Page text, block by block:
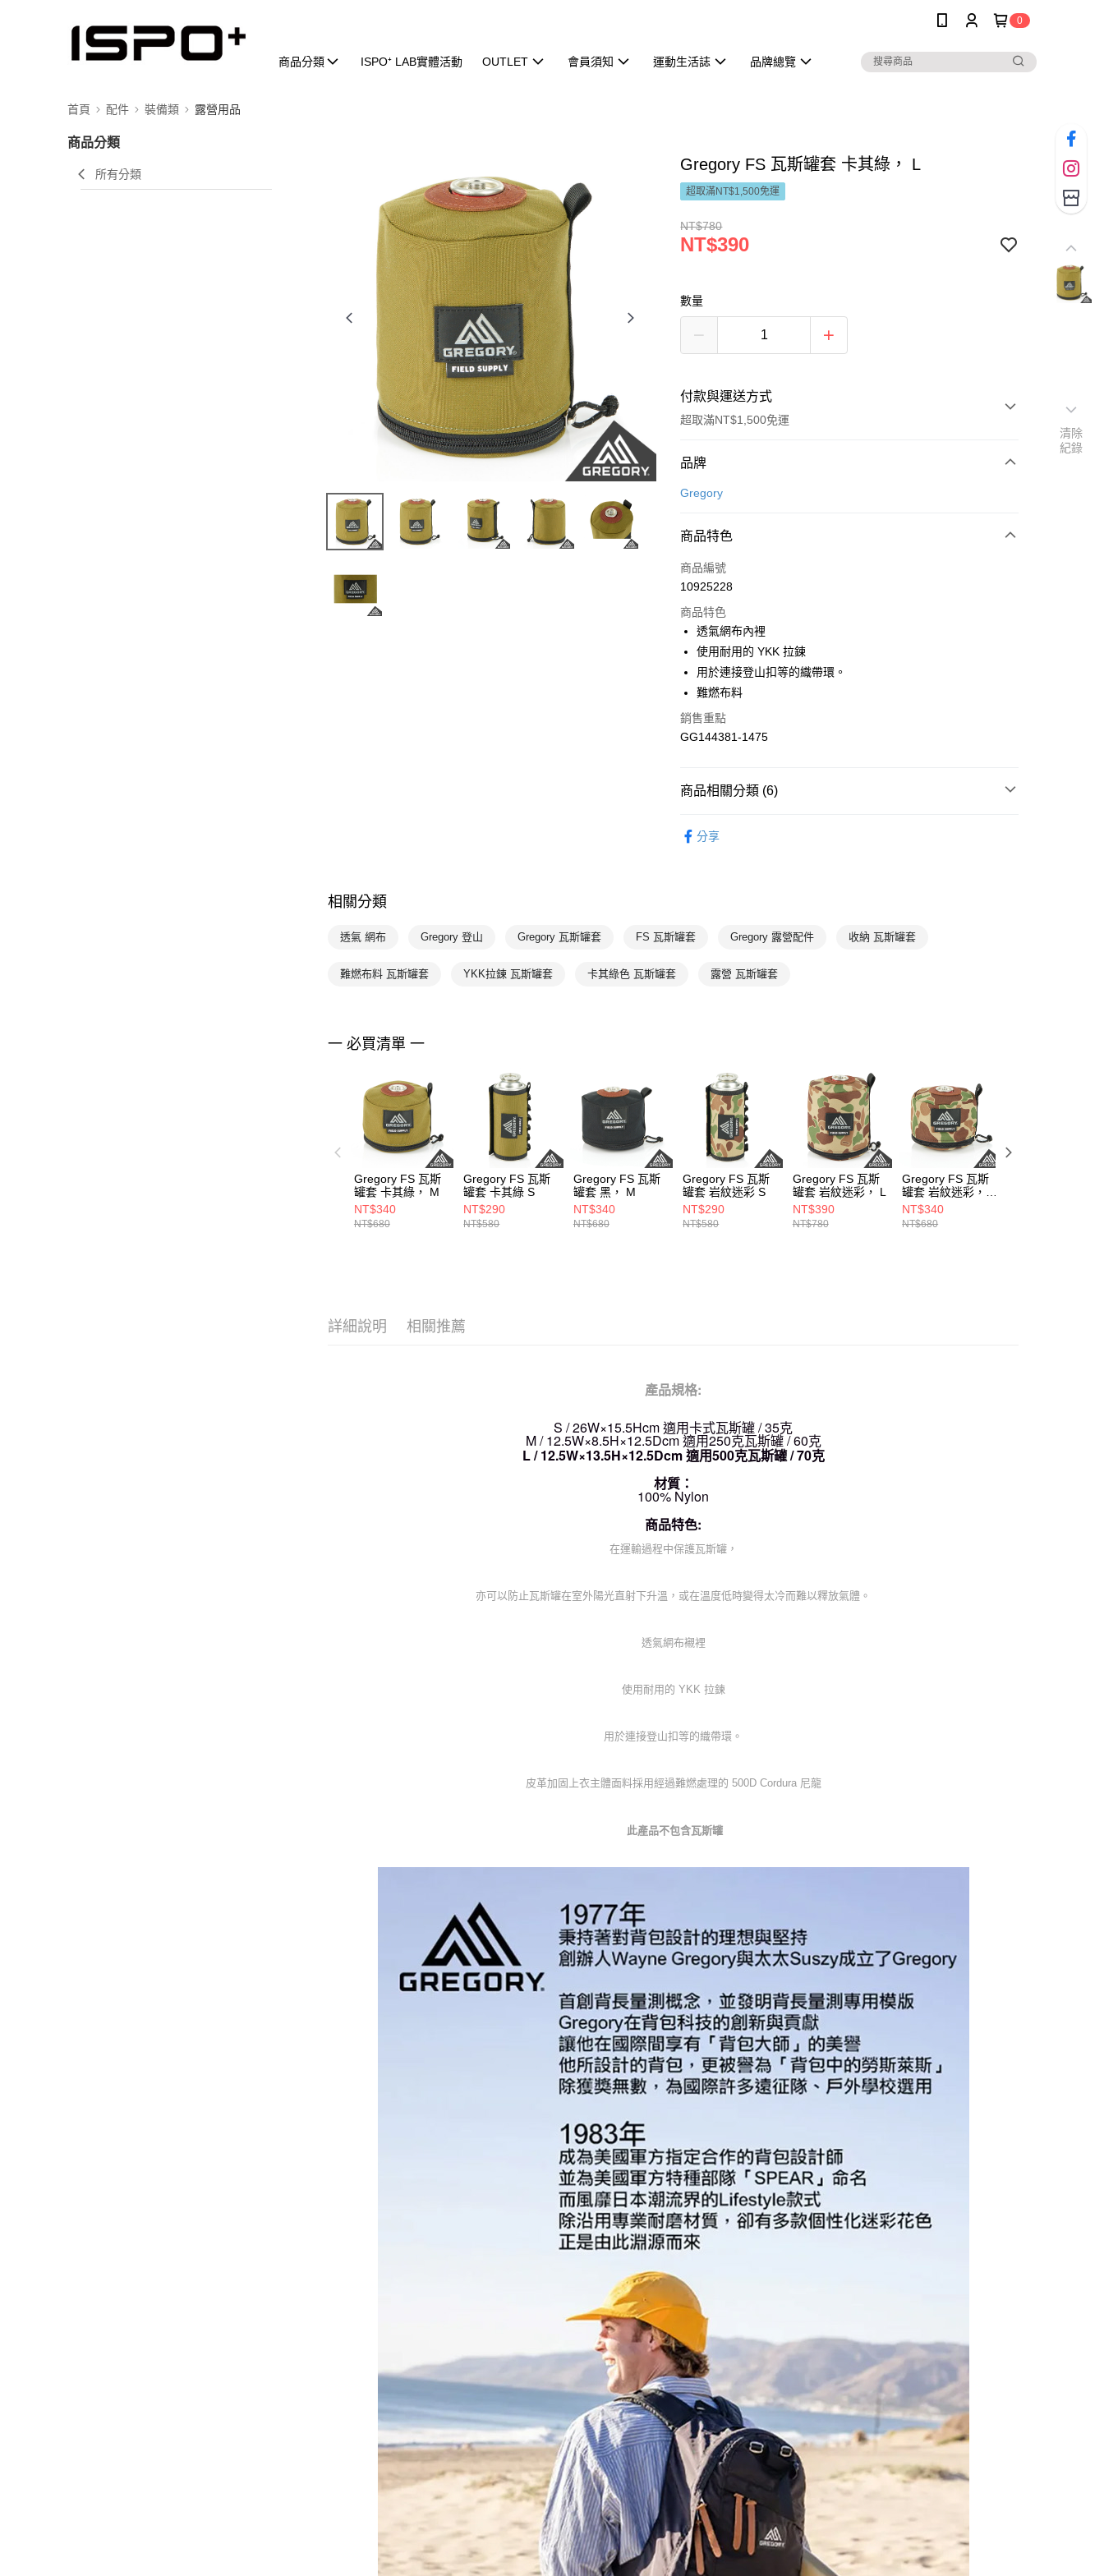
0
商品分類 ISPO⁺ LAB實體活動 OUTLET 會員須知 運動生活誌 品牌總覽
首頁 配件 裝備類 露營用品
商品分類
所有分類
Gregory FS 瓦斯罐套 卡其綠， L
超取滿NT$1,500免運
NT$780
NT$390
數量
付款與運送方式
超取滿NT$1,500免運
付款方式
信用卡一次付款
悠遊付
運送方式
7-11取貨(快速到店)
每筆NT$100，滿NT$1,500(含以上)免運費
宅配-本島
每筆NT$100，滿NT$1,500(含以上)免運費
品牌
Gregory
商品特色
商品編號
10925228
商品特色
透氣網布內裡
使用耐用的 YKK 拉鍊
用於連接登山扣等的織帶環。
難燃布料
銷售重點
GG144381-1475
商品相關分類 (6)
Gregory 網路活動款
分享
相關分類
透氣 網布 Gregory 登山 Gregory 瓦斯罐套 FS 瓦斯罐套 Gregory 露營配件 收納 瓦斯罐套
難燃布料 瓦斯罐套 YKK拉鍊 瓦斯罐套 卡其綠色 瓦斯罐套 露營 瓦斯罐套
一 必買清單 一
Gregory FS 瓦斯
罐套 卡其綠， M
NT$340
NT$680
Gregory FS 瓦斯
罐套 卡其綠 S
NT$290
NT$580
Gregory FS 瓦斯
罐套 黑， M
NT$340
NT$680
Gregory FS 瓦斯
罐套 岩紋迷彩 S
NT$290
NT$580
Gregory FS 瓦斯
罐套 岩紋迷彩， L
NT$390
NT$780
Gregory FS 瓦斯
罐套 岩紋迷彩，
M
NT$340
NT$680
詳細說明 相關推薦
產品規格:
S / 26W×15.5Hcm 適用卡式瓦斯罐 / 35克
M / 12.5W×8.5H×12.5Dcm 適用250克瓦斯罐 / 60克
L / 12.5W×13.5H×12.5Dcm 適用500克瓦斯罐 / 70克
材質：
100% Nylon
商品特色:
在運輸過程中保護瓦斯罐，
亦可以防止瓦斯罐在室外陽光直射下升溫，或在溫度低時變得太冷而難以釋放氣體。
透氣網布襯裡
使用耐用的 YKK 拉鍊
用於連接登山扣等的織帶環。
皮革加固上衣主體面料採用經過難燃處理的 500D Cordura 尼龍
此產品不包含瓦斯罐
清除
紀錄